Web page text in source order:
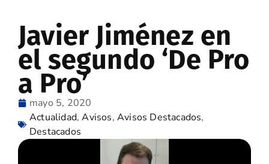
Javier Jiménez en
el segundo ‘De Pro
a Pro’
mayo 5, 2020
Actualidad,Avisos,Avisos Destacados,
Destacados